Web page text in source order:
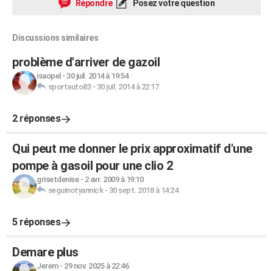
Répondre Posez votre question
Discussions similaires
problème d'arriver de gazoil
isaopel - 30 juil. 2014 à 19:54
sportauto83- 30 juil. 2014 à 22:17
2 réponses
Qui peut me donner le prix approximatif d'une
pompe à gasoil pour une clio 2
grisetdenise- 2 avr. 2009 à 19:10
seguinotyannick- 30 sept. 2018 à 14:24
5 réponses
Demare plus
Jerem- 29 nov. 2025 à 22:46